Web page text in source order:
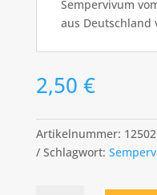
Sempervivum
aus Deutschland
2,50 €
Artikelnummer: 12502
Schlagwort: